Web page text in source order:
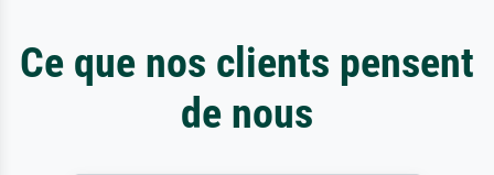
Ce que nos clients pensent
de nous